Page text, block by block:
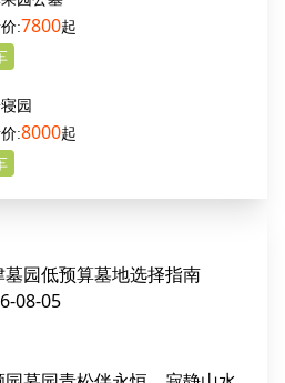
7800起
园
8000起
墓园低预算墓地选择指南
08-05